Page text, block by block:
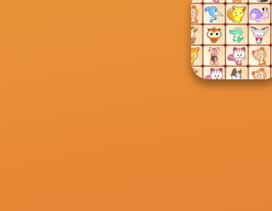
Ultimate Flying
Car